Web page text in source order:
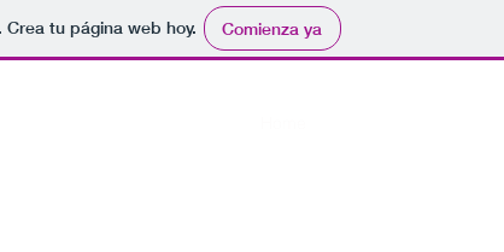
Crea tu página web hoy. Comienza ya